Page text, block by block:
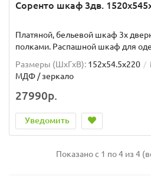
Соренто шкаф 3дв.
Платяной, бельевой шкаф 3х
полками. Распашной шкаф для
Размеры (ШxГxВ): 152x54.5x220
МДФ / зеркало
27990р.
Уведомить
Показано с 1 по 4 из 4